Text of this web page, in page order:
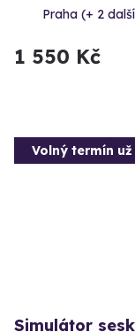
Praha (+ 2
1 550 Kč
Volný termín
Simulátor